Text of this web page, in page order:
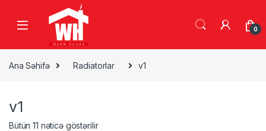
Skip to navigation
0
Ana Səhifə Radiatorlar v1
v1
Bütün 11 nəticə göstərilir